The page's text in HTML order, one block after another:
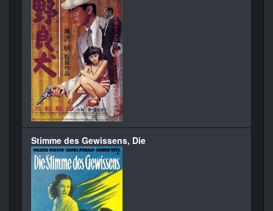
Stimme des Gewissens, Die